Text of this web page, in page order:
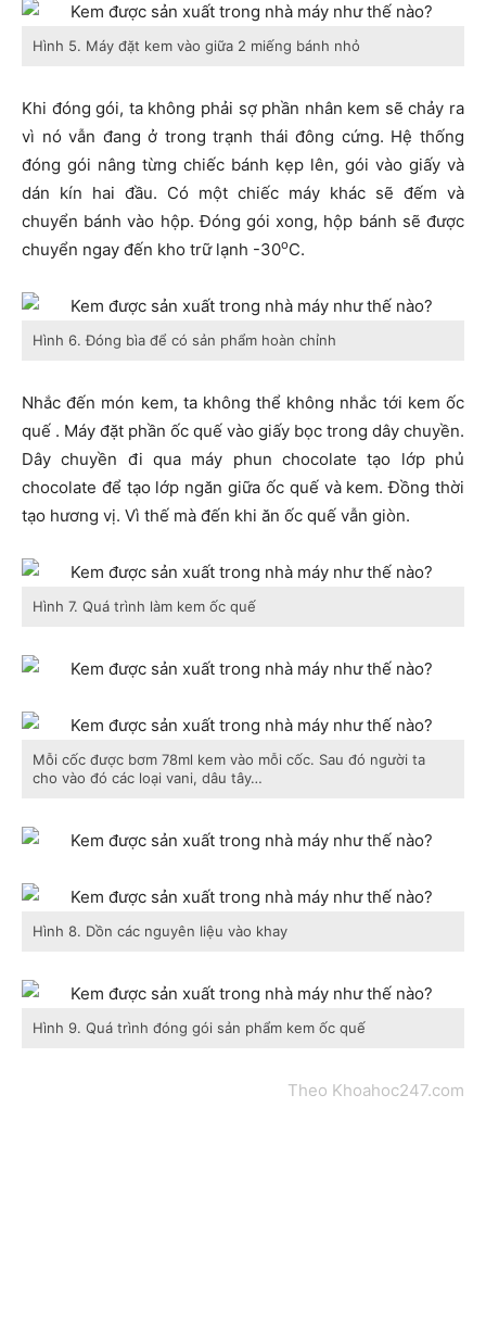
Hình 5. Máy đặt kem vào giữa 2 miếng bánh nhỏ
Khi đóng gói, ta không phải sợ phần nhân kem sẽ chảy ra
vì nó vẫn đang ở trong trạnh thái đông cứng. Hệ thống
đóng gói nâng từng chiếc bánh kẹp lên, gói vào giấy và
dán kín hai đầu. Có một chiếc máy khác sẽ đếm và
chuyển bánh vào hộp. Đóng gói xong, hộp bánh sẽ được
chuyển ngay đến kho trữ lạnh -30oC.
Hình 6. Đóng bìa để có sản phẩm hoàn chỉnh
Nhắc đến món kem, ta không thể không nhắc tới kem ốc
quế . Máy đặt phần ốc quế vào giấy bọc trong dây chuyền.
Dây chuyền đi qua máy phun chocolate tạo lớp phủ
chocolate để tạo lớp ngăn giữa ốc quế và kem. Đồng thời
tạo hương vị. Vì thế mà đến khi ăn ốc quế vẫn giòn.
Hình 7. Quá trình làm kem ốc quế
Mỗi cốc được bơm 78ml kem vào mỗi cốc. Sau đó người ta
cho vào đó các loại vani, dâu tây…
Hình 8. Dồn các nguyên liệu vào khay
Hình 9. Quá trình đóng gói sản phẩm kem ốc quế
Theo Khoahoc247.com